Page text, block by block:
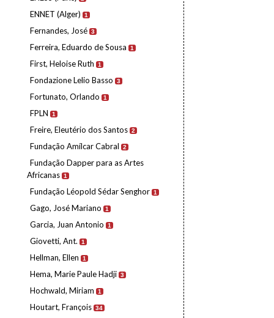
ENNET (Alger) 1
Fernandes, José 3
Ferreira, Eduardo de Sousa 1
First, Heloise Ruth 1
Fondazione Lelio Basso 3
Fortunato, Orlando 1
FPLN 1
Freire, Eleutério dos Santos 2
Fundação Amílcar Cabral 2
Fundação Dapper para as Artes
Africanas 1
Fundação Léopold Sédar Senghor 1
Gago, José Mariano 1
Garcia, Juan Antonio 1
Giovetti, Ant. 1
Hellman, Ellen 1
Hema, Marie Paule Hadji 3
Hochwald, Miriam 1
Houtart, François 34